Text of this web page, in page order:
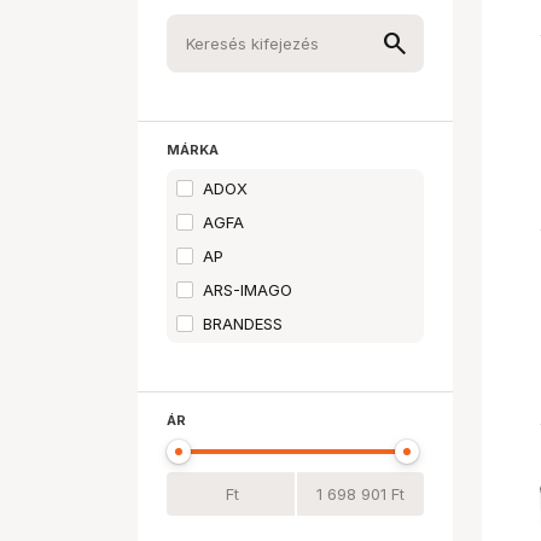
MÁRKA
ADOX
AGFA
AP
ARS-IMAGO
BRANDESS
CANDIDO
CINESTILL
FOMA
ÁR